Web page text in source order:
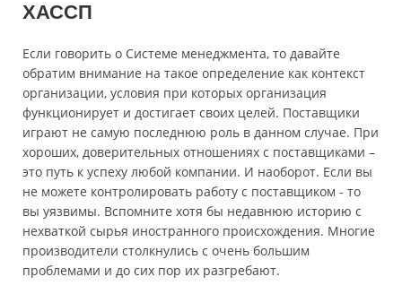
ХАССП
Если говорить о Системе менеджмента, то давайте
обратим внимание на такое определение как контекст
организации, условия при которых организация
функционирует и достигает своих целей. Поставщики
играют не самую последнюю роль в данном случае. При
хороших, доверительных отношениях с поставщиками –
это путь к успеху любой компании. И наоборот. Если вы
не можете контролировать работу с поставщиком - то
вы уязвимы. Вспомните хотя бы недавнюю историю с
нехваткой сырья иностранного происхождения. Многие
производители столкнулись с очень большим
проблемами и до сих пор их разгребают.